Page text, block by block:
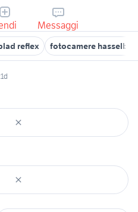
Messaggi
reflex fotocamere